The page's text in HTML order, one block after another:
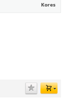
Kores